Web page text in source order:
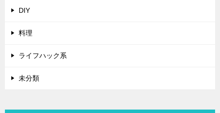
DIY
料理
ライフハック系
未分類